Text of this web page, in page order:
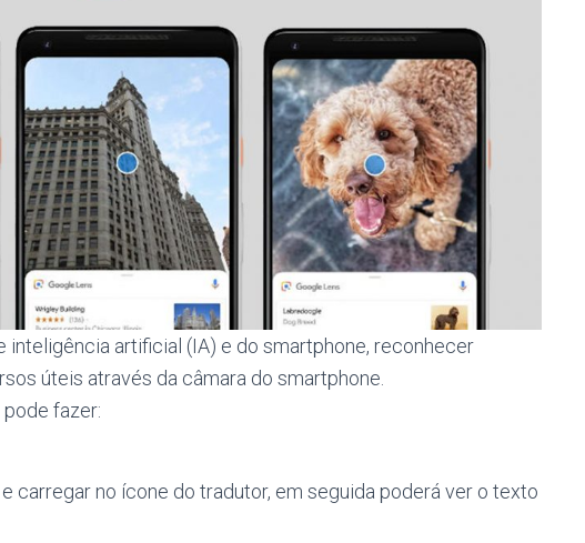
inteligência artificial (IA) e do smartphone, reconhecer
úteis através da câmara do smartphone.
fazer:
carregar no ícone do tradutor, em seguida poderá ver o texto